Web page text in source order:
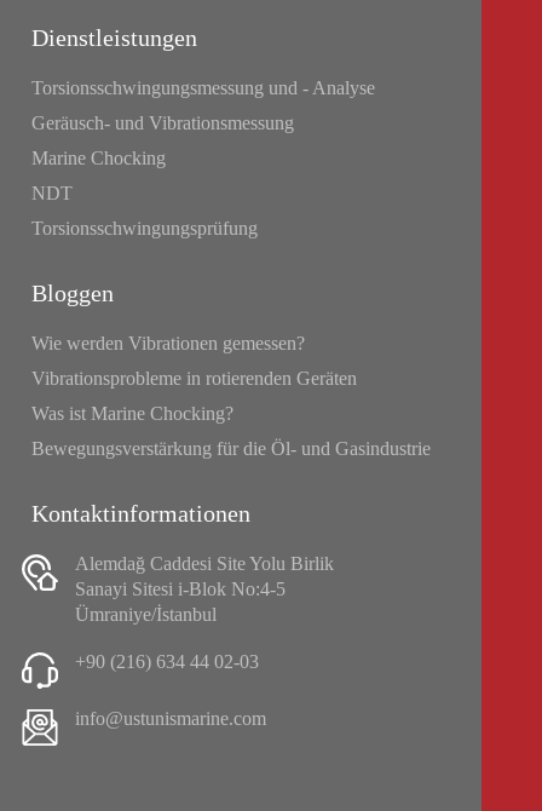
Dienstleistungen
Torsionsschwingungsmessung und - Analyse
Geräusch- und Vibrationsmessung
Marine Chocking
NDT
Torsionsschwingungsprüfung
Bloggen
Wie werden Vibrationen gemessen?
Vibrationsprobleme in rotierenden Geräten
Was ist Marine Chocking?
Bewegungsverstärkung für die Öl- und Gasindustrie
Kontaktinformationen
Alemdağ Caddesi Site Yolu Birlik
Sanayi Sitesi i-Blok No:4-5
Ümraniye/İstanbul
+90 (216) 634 44 02-03
info@ustunismarine.com